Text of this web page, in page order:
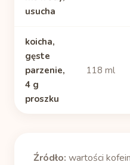
usucha
koicha,
gęste
parzenie,
4 g
proszku
118 ml
Źródło: wartości